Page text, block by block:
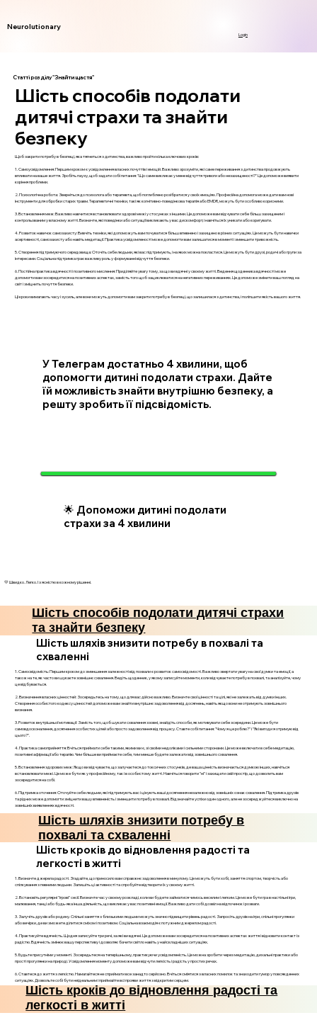
Neurolutionary
Login
Статті розділу "Знайти щастя"
Шість способів подолати
дитячі страхи та знайти
безпеку
Щоб закрити потребу в безпеці, яка тягнеться з дитинства, важливо пройти кілька ключових кроків:
1. Самоусвідомлення: Першим кроком є усвідомлення власних почуттів і емоцій. Важливо зрозуміти, які саме переживання з дитинства продовжують
впливати на ваше життя. Зробіть паузу, щоб задати собі питання: "Що саме викликає у мене відчуття тривоги або незахищеності?" Це допоможе виявити
коріння проблеми.
2. Психологічна робота: Зверніться до психолога або терапевта, щоб поглиблено розібратися у своїх емоціях. Професійна допомога може дати вам нові
інструменти для обробки старих травм. Терапевтичні техніки, такі як когнітивно-поведінкова терапія або EMDR, можуть бути особливо корисними.
3. Встановлення меж: Важливо навчитися встановлювати здорові межі у стосунках з іншими. Це допоможе вам відчувати себе більш захищеним і
контрольованим у власному житті. Визначте, які поведінки або ситуації викликають у вас дискомфорт, і навчіться їх уникати або коригувати.
4. Розвиток навичок самозахисту: Вивчіть техніки, які допоможуть вам почуватися більш впевнено і захищено в різних ситуаціях. Це можуть бути навички
асертивності, самозахисту або навіть медитації. Практика усвідомленості може допомогти вам залишатися в моменті і зменшити тривожність.
5. Створення підтримуючого середовища: Оточіть себе людьми, які вас підтримують, і на яких можна покластися. Це можуть бути друзі, родичі або групи за
інтересами. Соціальна підтримка грає важливу роль у формуванні відчуття безпеки.
6. Постійна практика вдячності і позитивного мислення: Приділяйте увагу тому, за що ви вдячні у своєму житті. Ведення щоденника вдячності може
допомогти вам зосередитися на позитивних аспектах, замість того щоб зациклюватися на негативних переживаннях. Це допоможе змінити ваш погляд на
світ і зміцнить почуття безпеки.
Ці кроки вимагають часу і зусиль, але вони можуть допомогти вам закрити потребу в безпеці, що залишилася з дитинства, і поліпшити якість вашого життя.
У Телеграм достатньо 4 хвилини, щоб
допомогти дитині подолати страхи. Дайте
їй можливість знайти внутрішню безпеку, а
решту зробить її підсвідомість.
🌟 Допоможи дитині подолати
страхи за 4 хвилини
💛 Швидко. Легко. І з ясністю в кожному рішенні.
Шість способів подолати дитячі страхи
та знайти безпеку
Шість шляхів знизити потребу в похвалі та
схваленні
1. Самосвідомість: Першим кроком до зменшення залежності від похвали є розвиток самосвідомості. Важливо звертати увагу на свої думки та емоції, а
також на те, як часто ви шукаєте зовнішнє схвалення. Ведіть щоденник, у якому записуйте моменти, коли відчуваєте потребу в похвалі, та аналізуйте, чому
це відбувається.
2. Визначення власних цінностей: Зосередьтесь на тому, що для вас дійсно важливо. Визначте свої цінності та цілі, які не залежать від думки інших.
Створення особистого кодексу цінностей допоможе вам знайти внутрішнє задоволення від досягнень, навіть якщо вони не отримують зовнішнього
визнання.
3. Розвиток внутрішньої мотивації: Замість того, щоб шукати схвалення ззовні, знайдіть способи, як мотивувати себе зсередини. Це може бути
самовдосконалення, досягнення особистих цілей або просто задоволення від процесу. Ставте собі питання: "Чому я це роблю?" і "Які вигоди я отримую від
цього?".
4. Практика самоприйняття: Вчіться приймати себе такими, якими ви є, зі своїми недоліками і сильними сторонами. Це може включати в себе медитацію,
позитивні афірмації або терапію. Чим більше ви приймаєте себе, тим менше будете залежати від зовнішнього схвалення.
5. Встановлення здорових меж: Якщо ви відчуваєте, що залучаєтеся до токсичних стосунків, де ваша цінність визначається думкою інших, навчіться
встановлювати межі. Це може бути як у професійному, так і в особистому житті. Навчіться говорити "ні" і захищати свій простір, що дозволить вам
зосередитися на собі.
6. Підтримка оточення: Оточуйте себе людьми, які підтримують вас і цінують ваші досягнення незалежно від зовнішніх ознак схвалення. Підтримка друзів
та рідних може допомогти зміцнити вашу впевненість і зменшити потребу в похвалі. Відзначайте успіхи один одного, але не зосереджуйтеся виключно на
зовнішніх виявленнях вдячності.
Шість шляхів знизити потребу в
похвалі та схваленні
Шість кроків до відновлення радості та
легкості в житті
1. Визначте джерела радості. Згадайте, що приносило вам справжнє задоволення в минулому. Це можуть бути хобі, заняття спортом, творчість або
спілкування з певними людьми. Запишіть ці активності та спробуйте відтворити їх у своєму житті.
2. Встановіть регулярні "ігрові" сесії. Визначте час у своєму розкладі, коли ви будете займатися чимось веселим і легким. Це може бути гра в настільні ігри,
малювання, танці або будь-яка інша діяльність, що викликає у вас позитивні емоції. Важливо дати собі дозвіл на відпочинок і розваги.
3. Залучіть друзів або родину. Спільні заняття з близькими людьми можуть значно підвищити рівень радості. Запросіть друзів на ігри, спільні прогулянки
або вечірки, де ви зможете ділитися сміхом і позитивом. Соціальна взаємодія є потужним джерелом радості.
4. Практикуйте вдячність. Щодня записуйте три речі, за які ви вдячні. Це допоможе вам зосередитися на позитивних аспектах життя і відновити контакт із
радістю. Вдячність змінює вашу перспективу і дозволяє бачити світло навіть у найскладніших ситуаціях.
5. Будьте присутніми у моменті. Зосередьтеся на теперішньому, практикуючи усвідомленість. Це можна зробити через медитацію, дихальні практики або
прості прогулянки на природі. Усвідомлення моменту допоможе вам відчути легкість і радість у простих речах.
6. Ставтеся до життя з легкістю. Намагайтеся не сприймати все занадто серйозно. Вчіться сміятися з власних помилок та знаходити гумор у повсякденних
ситуаціях. Дозвольте собі бути неідеальним і приймайте всі прояви життя з відкритим серцем.
Шість кроків до відновлення радості та
легкості в житті